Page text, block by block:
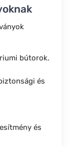
bútorok.
és
és